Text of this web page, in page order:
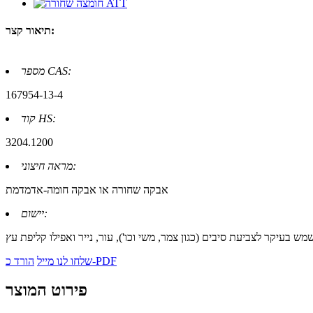
תיאור קצר:
מספר CAS:
167954-13-4
קוד HS:
3204.1200
מראה חיצוני:
אבקה שחורה או אבקה חומה-אדמדמת
יישום:
שלחו לנו מיילהורד כ-PDF
פירוט המוצר